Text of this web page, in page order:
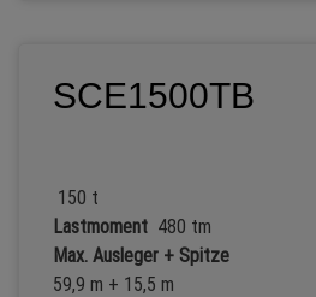
SCE1500TB
150 t
Lastmoment 480 tm
Max. Ausleger + Spitze
59,9 m + 15,5 m